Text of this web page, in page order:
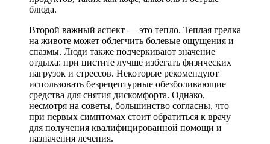
блюда.
Второй важный аспект — это тепло. Теплая грелка
на животе может облегчить болевые ощущения и
спазмы. Люди также подчеркивают значение
отдыха: при цистите лучше избегать физических
нагрузок и стрессов. Некоторые рекомендуют
использовать безрецептурные обезболивающие
средства для снятия дискомфорта. Однако,
несмотря на советы, большинство согласны, что
при первых симптомах стоит обратиться к врачу
для получения квалифицированной помощи и
назначения лечения.